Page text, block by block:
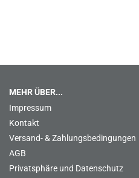
MEHR ÜBER...
Impressum
Kontakt
Versand- & Zahlungsbedingungen
AGB
Privatsphäre und Datenschutz